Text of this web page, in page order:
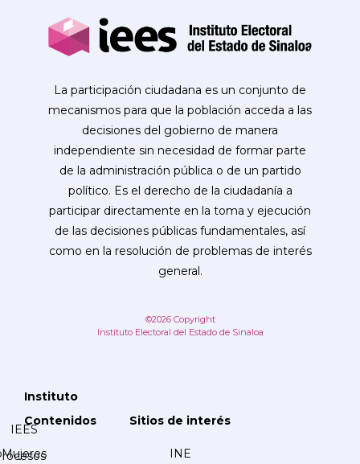
La participación ciudadana es un conjunto de
mecanismos para que la población acceda a las
decisiones del gobierno de manera
independiente sin necesidad de formar parte
de la administración pública o de un partido
político. Es el derecho de la ciudadanía a
participar directamente en la toma y ejecución
de las decisiones públicas fundamentales, así
como en la resolución de problemas de interés
general.
©2026 Copyright
Instituto Electoral del Estado de Sinaloa
Instituto
IEES
Contenidos
Mujeres
Sitios de interés
INE